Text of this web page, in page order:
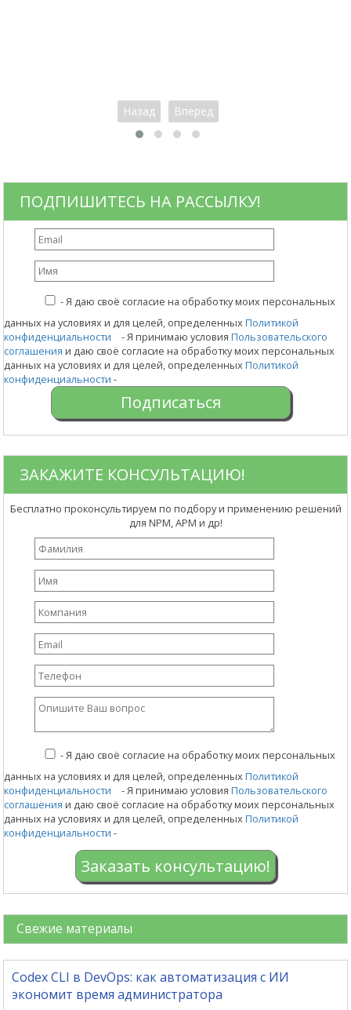
Назад Вперед
ПОДПИШИТЕСЬ НА РАССЫЛКУ!
-Я даю своё согласие на обработку моих персональных
данных на условиях и для целей, определенныхПолитикой
конфиденциальности
- Я принимаю условияПользовательского
соглашения и даю своё согласие на обработку моих персональных
данных на условиях и для целей, определенныхПолитикой
конфиденциальности -
ЗАКАЖИТЕ КОНСУЛЬТАЦИЮ!
Бесплатно проконсультируем по подбору и применению решений
для NPM, APM и др!
-Я даю своё согласие на обработку моих персональных
данных на условиях и для целей, определенныхПолитикой
конфиденциальности
- Я принимаю условияПользовательского
соглашения и даю своё согласие на обработку моих персональных
данных на условиях и для целей, определенныхПолитикой
конфиденциальности -
Заказать консультацию!
Свежие материалы
Codex CLI в DevOps: как автоматизация с ИИ
экономит время администратора